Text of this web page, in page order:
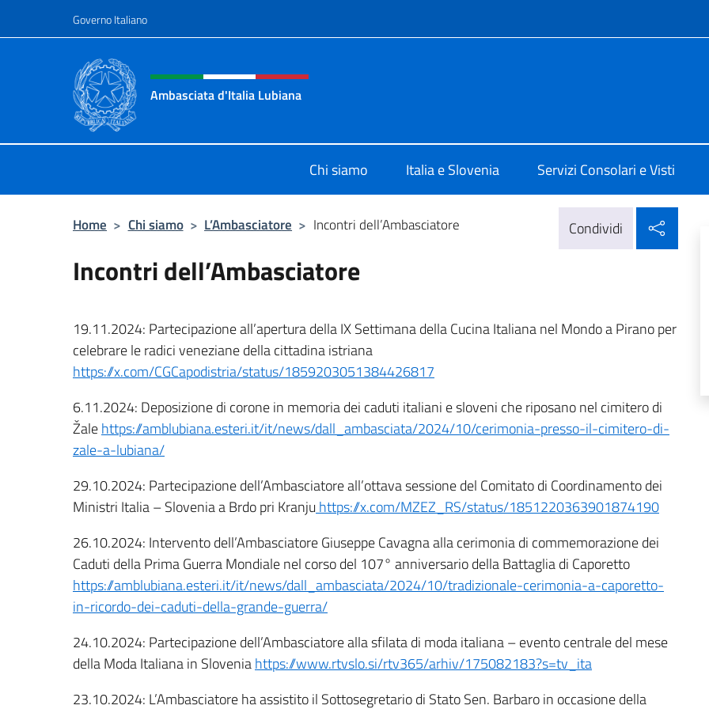
Governo Italiano
Intestazione sito, social e menù
Ambasciata d'Italia Lubiana
Chi siamo Italia e Slovenia Servizi Consolari e Visti
Home > Chi siamo > L’Ambasciatore > Incontri dell’Ambasciatore Condividi
Incontri dell’Ambasciatore
19.11.2024: Partecipazione all’apertura della IX Settimana della Cucina Italiana nel Mondo a Pirano per
celebrare le radici veneziane della cittadina istriana
https://x.com/CGCapodistria/status/1859203051384426817
6.11.2024: Deposizione di corone in memoria dei caduti italiani e sloveni che riposano nel cimitero di
Žalehttps://amblubiana.esteri.it/it/news/dall_ambasciata/2024/10/cerimonia-presso-il-cimitero-di-
zale-a-lubiana/
29.10.2024: Partecipazione dell’Ambasciatore all’ottava sessione del Comitato di Coordinamento dei
Ministri Italia – Slovenia a Brdo pri Kranju https://x.com/MZEZ_RS/status/1851220363901874190
26.10.2024: Intervento dell’Ambasciatore Giuseppe Cavagna alla cerimonia di commemorazione dei
Caduti della Prima Guerra Mondiale nel corso del 107° anniversario della Battaglia di Caporetto
https://amblubiana.esteri.it/it/news/dall_ambasciata/2024/10/tradizionale-cerimonia-a-caporetto-
in-ricordo-dei-caduti-della-grande-guerra/
24.10.2024: Partecipazione dell’Ambasciatore alla sfilata di moda italiana – evento centrale del mese
della Moda Italiana in Sloveniahttps://www.rtvslo.si/rtv365/arhiv/175082183?s=tv_ita
23.10.2024: L’Ambasciatore ha assistito il Sottosegretario di Stato Sen. Barbaro in occasione della